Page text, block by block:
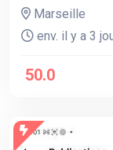
Marseille
env. il y a 3
50.0